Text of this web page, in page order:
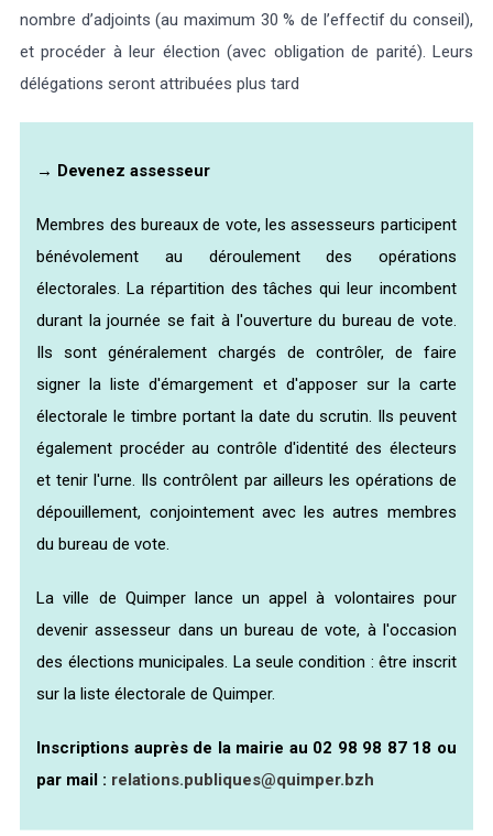
nombre d’adjoints (au maximum 30 % de l’effectif du conseil),
et procéder à leur élection (avec obligation de parité). Leurs
délégations seront attribuées plus tard
→ Devenez assesseur
Membres des bureaux de vote, les assesseurs participent
bénévolement au déroulement des opérations
électorales. La répartition des tâches qui leur incombent
durant la journée se fait à l'ouverture du bureau de vote.
Ils sont généralement chargés de contrôler, de faire
signer la liste d'émargement et d'apposer sur la carte
électorale le timbre portant la date du scrutin. Ils peuvent
également procéder au contrôle d'identité des électeurs
et tenir l'urne. Ils contrôlent par ailleurs les opérations de
dépouillement, conjointement avec les autres membres
du bureau de vote.
La ville de Quimper lance un appel à volontaires pour
devenir assesseur dans un bureau de vote, à l'occasion
des élections municipales. La seule condition : être inscrit
sur la liste électorale de Quimper.
Inscriptions auprès de la mairie au 02 98 98 87 18 ou
par mail : relations.publiques@quimper.bzh